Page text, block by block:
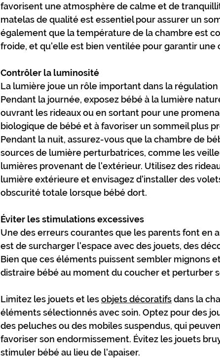
favorisent une atmosphère de calme et de
matelas de qualité est essentiel pour assurer un
également que la température de la chambre est
froide, et qu'elle est bien ventilée pour garantir une
Contrôler la luminosité
La lumière joue un rôle important dans la
Pendant la journée, exposez bébé à la lumière
ouvrant les rideaux ou en sortant pour une
biologique de bébé et à favoriser un sommeil plus
Pendant la nuit, assurez-vous que la chambre de
sources de lumière perturbatrices, comme les
lumières provenant de l'extérieur. Utilisez des
lumière extérieure et envisagez d'installer des
obscurité totale lorsque bébé dort.
Éviter les stimulations excessives
Une des erreurs courantes que les parents font en
est de surcharger l'espace avec des jouets, des
Bien que ces éléments puissent sembler mignons
distraire bébé au moment du coucher et perturber
Limitez les jouets et les objets décoratifs dans la
éléments sélectionnés avec soin. Optez pour des
des peluches ou des mobiles suspendus, qui
favoriser son endormissement. Évitez les jouets
stimuler bébé au lieu de l'apaiser.